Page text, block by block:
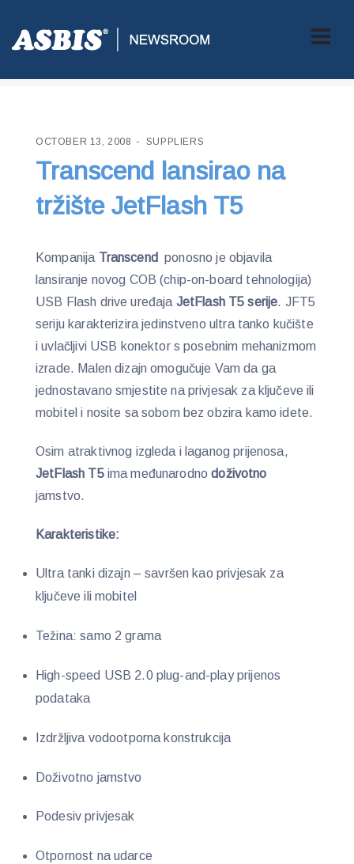
ASBIS CROATIA> SUPPLIERS> TRANSCEND LANSIRAO NA
OCTOBER 13, 2008 SUPPLIERS
Transcend lansirao na
tržište JetFlash T5
Kompanija Transcend ponosno je objavila
lansiranje novog COB (chip-on-board tehnologija)
USB Flash drive uređaja JetFlash T5 serije. JFT5
seriju karakterizira jedinstveno ultra tanko kučište
i uvlačljivi USB konektor s posebnim mehanizmom
izrade. Malen dizajn omogučuje Vam da ga
jednostavano smjestite na privjesak za ključeve ili
mobitel i nosite sa sobom bez obzira kamo idete.
Osim atraktivnog izgleda i laganog prijenosa,
JetFlash T5 ima međunarodnodoživotno
jamstvo.
Karakteristike:
Ultra tanki dizajn – savršen kao privjesak za
ključeve ili mobitel
Težina: samo 2 grama
High-speed USB 2.0 plug-and-play prijenos
podataka
Izdržljiva vodootporna konstrukcija
Doživotno jamstvo
Podesiv privjesak
Otpornost na udarce